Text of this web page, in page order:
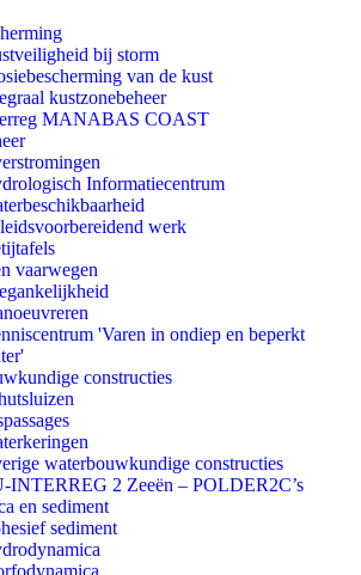
bij storm
van de kust
kustzonebeheer
MANABAS COAST
Informatiecentrum
werk
vaarwegen
'Varen in ondiep en beperkt
constructies
waterbouwkundige constructies
INTERREG 2 Zeeën – POLDER2C’s
en sediment
sediment